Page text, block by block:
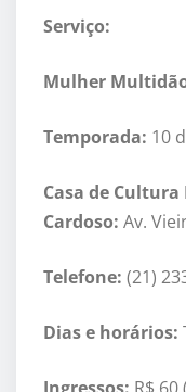
Serviço:
Mulher Multid
Temporada: 10
Casa de
Cardoso: Av.
Telefone: (21)
Dias e horários: